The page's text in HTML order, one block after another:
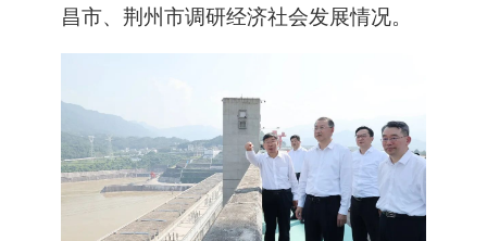
昌市、荆州市调研经济社会发展情况。